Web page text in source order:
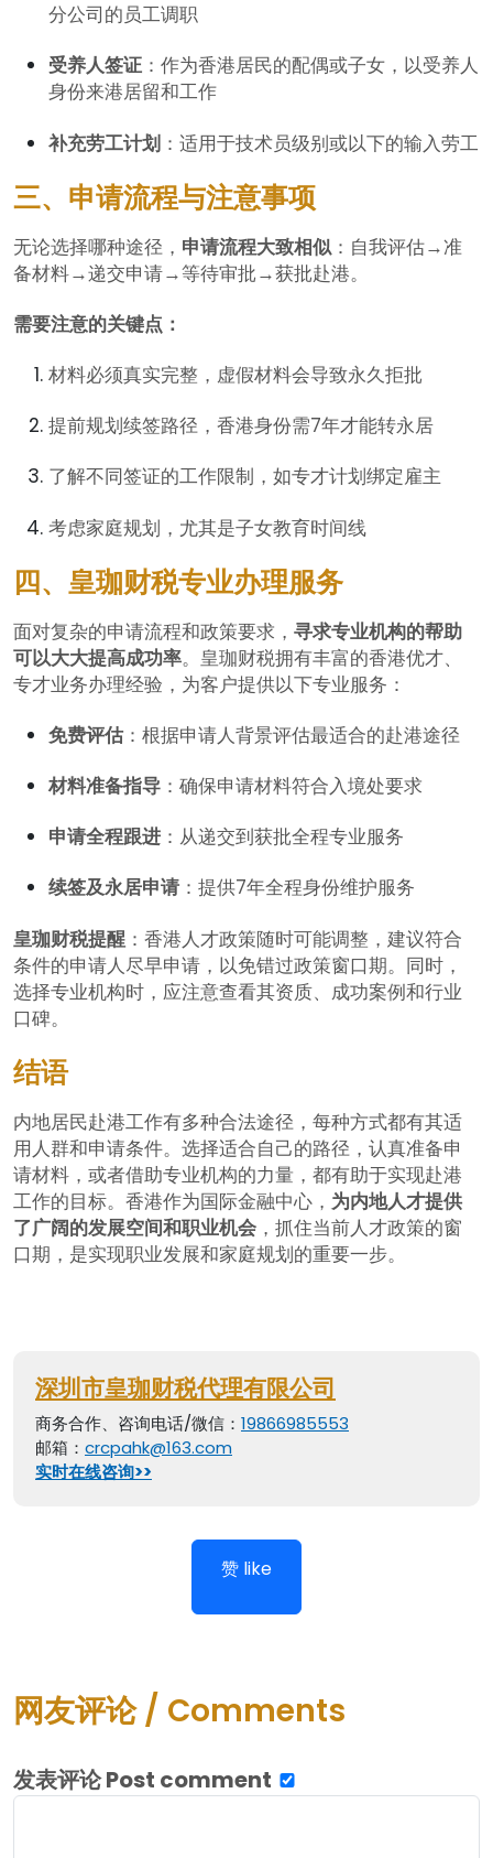
分公司的员工调职
受养人签证 ：作为香港居民的配偶或子女，以受养人
身份来港居留和工作
补充劳工计划 ：适用于技术员级别或以下的输入劳工
三、申请流程与注意事项
无论选择哪种途径， 申请流程大致相似 ：自我评估→准
备材料→递交申请→等待审批→获批赴港。
需要注意的关键点：
材料必须真实完整，虚假材料会导致永久拒批
提前规划续签路径，香港身份需7年才能转永居
了解不同签证的工作限制，如专才计划绑定雇主
考虑家庭规划，尤其是子女教育时间线
四、皇珈财税专业办理服务
面对复杂的申请流程和政策要求， 寻求专业机构的帮助
可以大大提高成功率。皇珈财税拥有丰富的香港优才、
专才业务办理经验，为客户提供以下专业服务：
免费评估：根据申请人背景评估最适合的赴港途径
材料准备指导 ：确保申请材料符合入境处要求
申请全程跟进 ：从递交到获批全程专业服务
续签及永居申请 ：提供7年全程身份维护服务
皇珈财税提醒 ：香港人才政策随时可能调整，建议符合
条件的申请人尽早申请，以免错过政策窗口期。同时，
选择专业机构时，应注意查看其资质、成功案例和行业
口碑。
结语
内地居民赴港工作有多种合法途径，每种方式都有其适
用人群和申请条件。选择适合自己的路径，认真准备申
请材料，或者借助专业机构的力量，都有助于实现赴港
工作的目标。香港作为国际金融中心， 为内地人才提供
了广阔的发展空间和职业机会 ，抓住当前人才政策的窗
口期，是实现职业发展和家庭规划的重要一步。
深圳市皇珈财税代理有限公司
商务合作、咨询电话/微信： 19866985553
邮箱： crcpahk@163.com
实时在线咨询>>
赞 like
网友评论 / Comments
发表评论 Post comment